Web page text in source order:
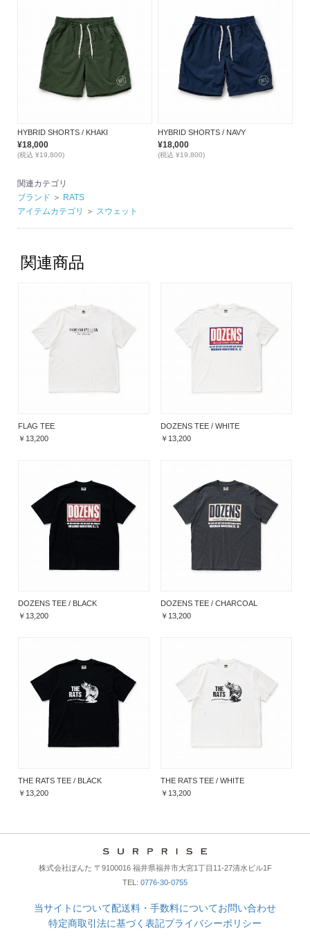
HYBRID SHORTS / KHAKI
¥18,000
(税込 ¥19,800)
HYBRID SHORTS / NAVY
¥18,000
(税込 ¥19,800)
関連カテゴリ
ブランド ＞ RATS
アイテムカテゴリ
＞ スウェット
関連商品
FLAG TEE
￥13,200
DOZENS TEE / WHITE
￥13,200
DOZENS TEE / BLACK
￥13,200
DOZENS TEE / CHARCOAL
￥13,200
THE RATS TEE / BLACK
￥13,200
THE RATS TEE / WHITE
￥13,200
株式会社ぼんた 〒9100016 福井県福井市大宮1丁目11-27清水ビル1F
TEL: 0776-30-0755
当サイトについて配送料・手数料についてお問い合わせ
特定商取引法に基づく表記プライバシーポリシー